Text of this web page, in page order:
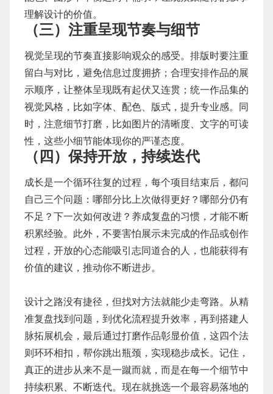
理解设计的价值。
（三）注重呈现节奏与细节
视觉呈现的节奏直接影响观众的感受。排版时要注重
留白与对比，避免信息过度拥挤；合理安排作品的展
示顺序，让整体呈现既有起伏又连贯；统一作品集的
视觉风格，比如字体、配色、版式，提升专业感。同
时，注意细节打磨，比如图片的清晰度、文字的可读
性，这些小细节能体现你的严谨态度。
（四）保持开放，持续迭代
成长是一个循环往复的过程，每个项目结束后，都问
自己三个问题：哪部分比上次做得更好？哪部分仍有
不足？下一次如何改进？养成复盘的习惯，才能不断
积累经验。此外，不要害怕展示未完成的作品或创作
过程，开放的心态能吸引志同道合的人，也能获得有
价值的建议，推动你不断进步。
设计之路没有捷径，但找对方法就能少走弯路。从精
准复盘找到问题，到优化流程提升效率，再到搭建人
脉拓展机会，最后通过打磨作品彰显价值，这四个法
则环环相扣，帮你跳出瓶颈，实现稳步成长。记住，
真正的进步从来不是一蹴而就，而是在每一个细节中
持续积累、不断迭代。现在就挑选一个最容易落地的